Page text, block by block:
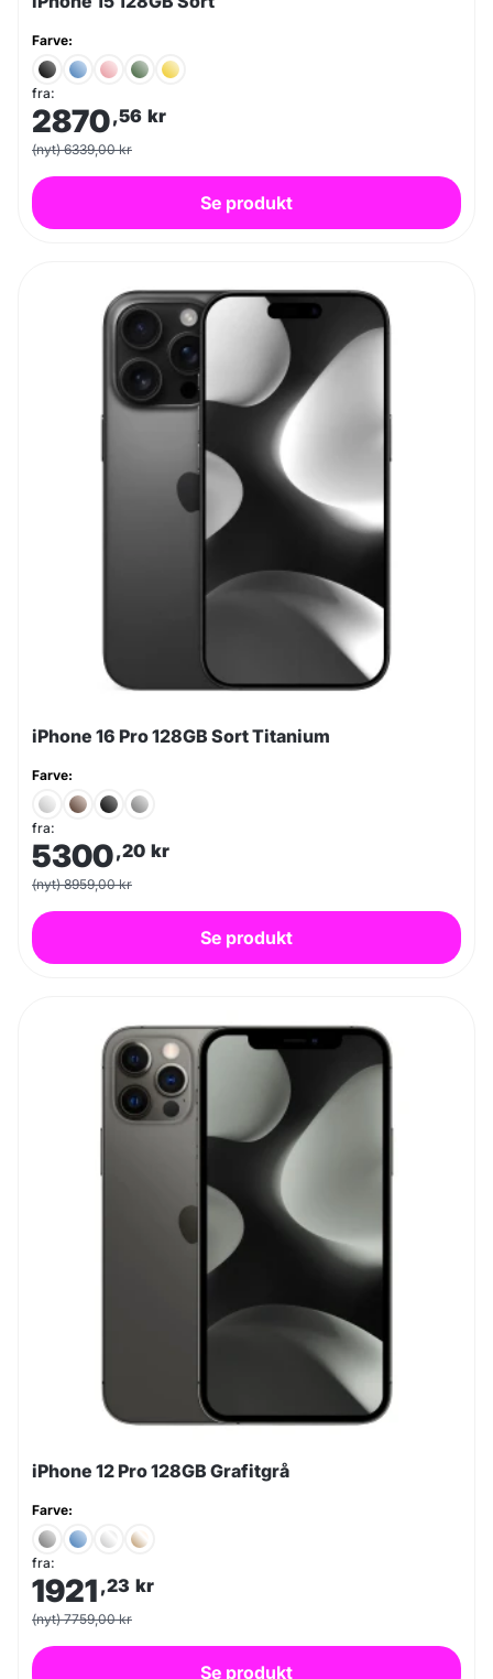
Farve:
fra:
2870,56 kr
(nyt) 6339,00 kr
Se produkt
iPhone 16 Pro 128GB Sort Titanium
Farve:
fra:
5300,20 kr
(nyt) 8959,00 kr
Se produkt
iPhone 12 Pro 128GB Grafitgrå
Farve:
fra:
1921 ,23 kr
(nyt) 7759,00 kr
Se produkt